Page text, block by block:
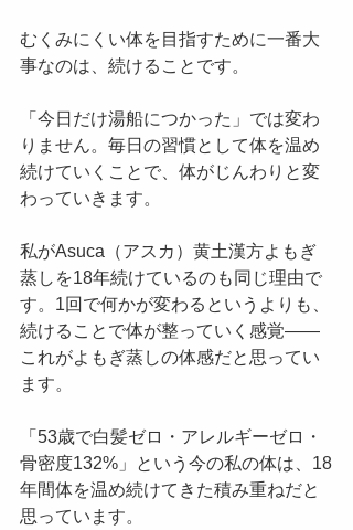
むくみにくい体を目指すために一番大
事なのは、続けることです。
「今日だけ湯船につかった」では変わ
りません。毎日の習慣として体を温め
続けていくことで、体がじんわりと変
わっていきます。
私がAsuca（アスカ）黄土漢方よもぎ
蒸しを18年続けているのも同じ理由で
す。1回で何かが変わるというよりも、
続けることで体が整っていく感覚——
これがよもぎ蒸しの体感だと思ってい
ます。
「53歳で白髪ゼロ・アレルギーゼロ・
骨密度132%」という今の私の体は、18
年間体を温め続けてきた積み重ねだと
思っています。